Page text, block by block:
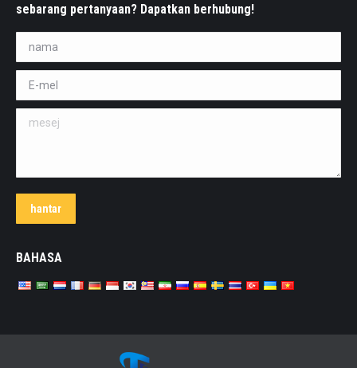
sebarang pertanyaan? Dapatkan berhubung!
E-mel *
mesej
hantar
BAHASA